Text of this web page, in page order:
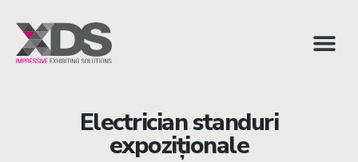
Electrician standuri
expoziționale